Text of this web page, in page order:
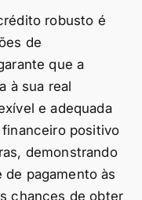
robusto é
de
que a
à sua real
e adequada
positivo
demonstrando
de pagamento às
chances de obter